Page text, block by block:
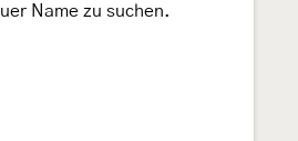
Name zu suchen.